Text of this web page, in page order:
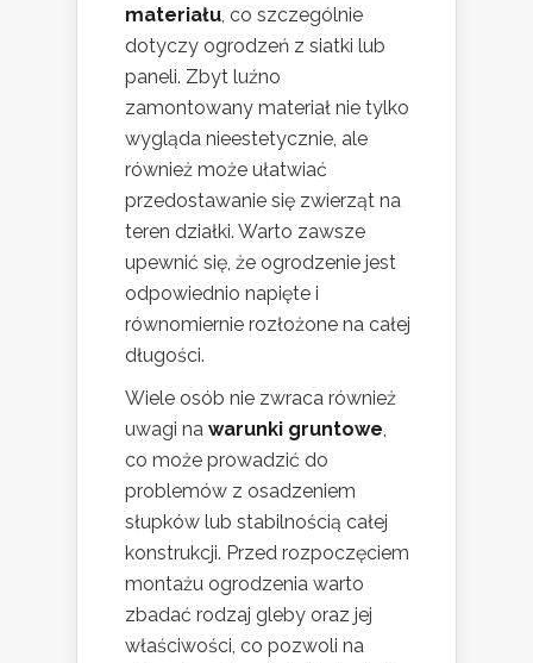
materiału, co szczególnie
dotyczy ogrodzeń z siatki lub
paneli. Zbyt luźno
zamontowany materiał nie tylko
wygląda nieestetycznie, ale
również może ułatwiać
przedostawanie się zwierząt na
teren działki. Warto zawsze
upewnić się, że ogrodzenie jest
odpowiednio napięte i
równomiernie rozłożone na całej
długości.
Wiele osób nie zwraca również
uwagi na warunki gruntowe,
co może prowadzić do
problemów z osadzeniem
słupków lub stabilnością całej
konstrukcji. Przed rozpoczęciem
montażu ogrodzenia warto
zbadać rodzaj gleby oraz jej
właściwości, co pozwoli na